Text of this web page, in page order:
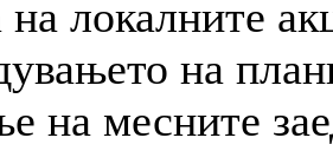
локалните
на
на месните